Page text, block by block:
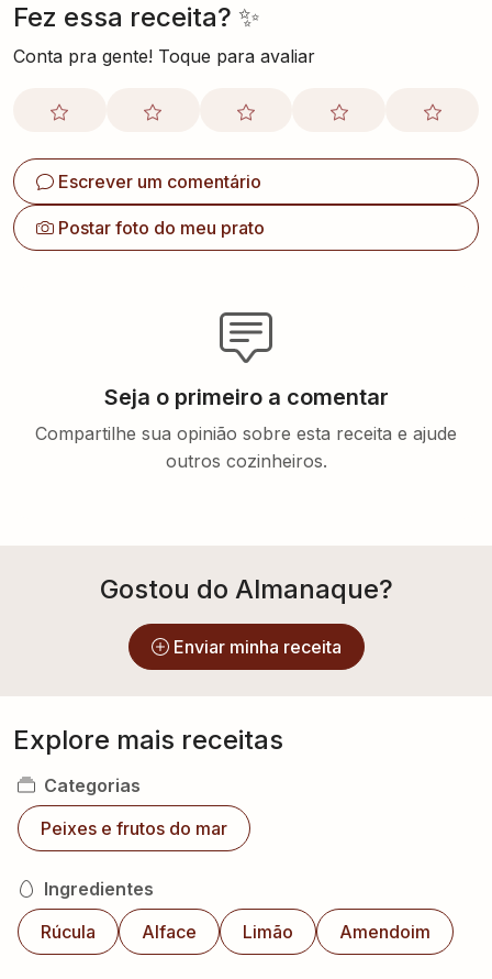
Fez essa receita? ✨
Conta pra gente! Toque para avaliar
Escrever um comentário
Postar foto do meu prato
Seja o primeiro a comentar
Compartilhe sua opinião sobre esta receita e ajude
outros cozinheiros.
Gostou do Almanaque?
Enviar minha receita
Explore mais receitas
Categorias
Peixes e frutos do mar
Ingredientes
Rúcula
Alface Limão Amendoim